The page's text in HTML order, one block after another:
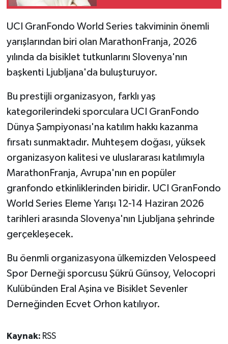
UCI GranFondo World Series takviminin önemli
yarışlarından biri olan MarathonFranja, 2026
yılında da bisiklet tutkunlarını Slovenya'nın
başkenti Ljubljana'da buluşturuyor.
Bu prestijli organizasyon, farklı yaş
kategorilerindeki sporculara UCI GranFondo
Dünya Şampiyonası'na katılım hakkı kazanma
fırsatı sunmaktadır. Muhteşem doğası, yüksek
organizasyon kalitesi ve uluslararası katılımıyla
MarathonFranja, Avrupa'nın en popüler
granfondo etkinliklerinden biridir. UCI GranFondo
World Series Eleme Yarışı 12-14 Haziran 2026
tarihleri arasında Slovenya'nın Ljubljana şehrinde
gerçekleşecek.
Bu öenmli organizasyona ülkemizden Velospeed
Spor Derneği sporcusu Şükrü Günsoy, Velocopri
Kulübünden Eral Aşina ve Bisiklet Sevenler
Derneğinden Ecvet Orhon katılıyor.
Kaynak: RSS
LAPTA
MAGAZİN
ÖZEL HABER
SAĞLIK
SİYASET
SPOR
TATLISU
TİCARET
YAŞAM